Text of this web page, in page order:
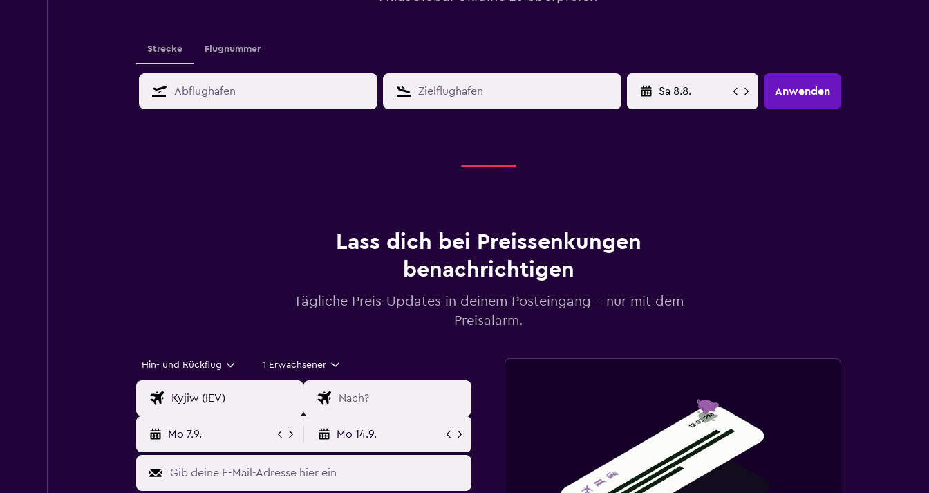
Strecke Flugnummer
Anwenden
Lass dich bei Preissenkungen
benachrichtigen
Tägliche Preis-Updates in deinem Posteingang – nur mit dem
Preisalarm.
Hin- und Rückflug 1 Erwachsener
Mo 7.9. Mo 14.9.